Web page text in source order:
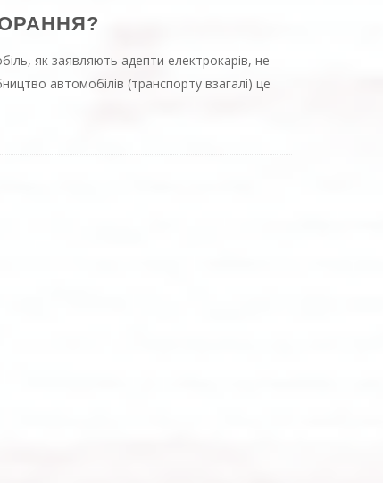
як заявляють адепти електрокарів, не
автомобілів (транспорту взагалі) це